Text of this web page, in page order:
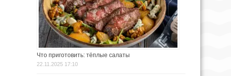
Что приготовить: тёплые салаты
22.11.2025 17:10